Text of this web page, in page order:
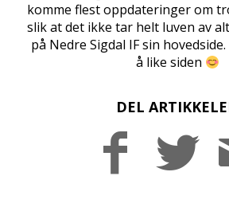
komme flest oppdateringer om
slik at det ikke tar helt luven av
på Nedre Sigdal IF sin
å like siden
DEL